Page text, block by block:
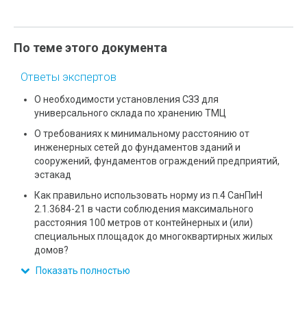
По теме этого документа
Ответы экспертов
О необходимости установления СЗЗ для
универсального склада по хранению ТМЦ
О требованиях к минимальному расстоянию от
инженерных сетей до фундаментов зданий и
сооружений, фундаментов ограждений предприятий,
эстакад
Как правильно использовать норму из п.4 СанПиН
2.1.3684-21 в части соблюдения максимального
расстояния 100 метров от контейнерных и (или)
специальных площадок до многоквартирных жилых
домов?
Показать полностью